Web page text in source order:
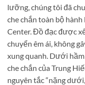
lưỡng, chúng tôi đã
che chắn toàn bộ hành
Center. Đồ đạc được
chuyển êm ái, không
xung quanh. Dưới
che chắn của Trung
nguyên tắc “nặng